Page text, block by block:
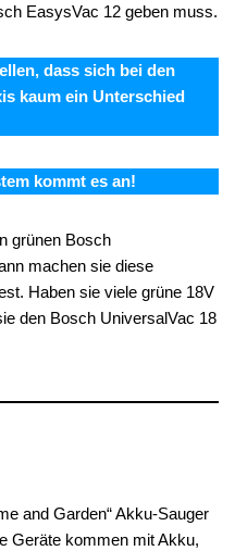
EasysVac 12 geben muss.
dass sich bei den
kaum ein Unterschied
kommt es an!
grünen Bosch
machen sie diese
Haben sie viele grüne 18V
den Bosch UniversalVac 18
and Garden“ Akku-Sauger
Geräte kommen mit Akku,